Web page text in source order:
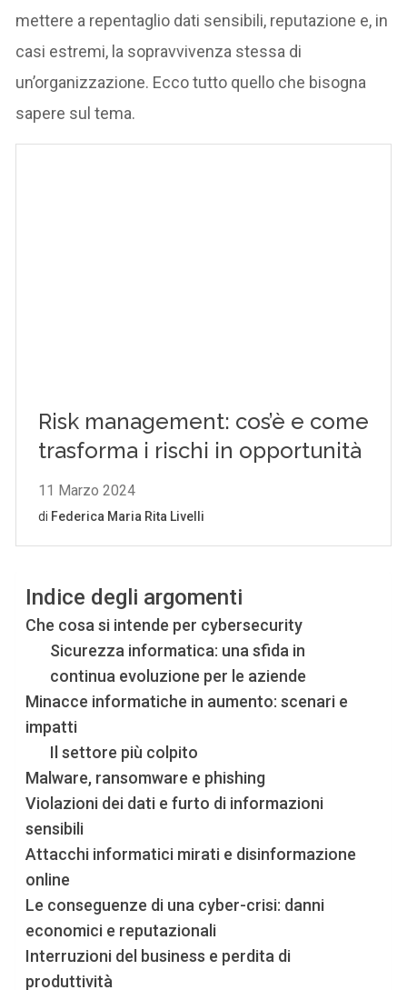
mettere a repentaglio dati sensibili, reputazione e, in
casi estremi, la sopravvivenza stessa di
un’organizzazione. Ecco tutto quello che bisogna
sapere sul tema.
Indice degli argomenti
Che cosa si intende per cybersecurity
Sicurezza informatica: una sfida in
continua evoluzione per le aziende
Minacce informatiche in aumento: scenari e
impatti
Il settore più colpito
Malware, ransomware e phishing
Violazioni dei dati e furto di informazioni
sensibili
Attacchi informatici mirati e disinformazione
online
Le conseguenze di una cyber-crisi: danni
economici e reputazionali
Interruzioni del business e perdita di
produttività